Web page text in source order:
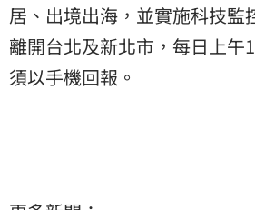
居、出境出海，並實施科技監
離開台北及新北市，每日上午
須以手機回報。